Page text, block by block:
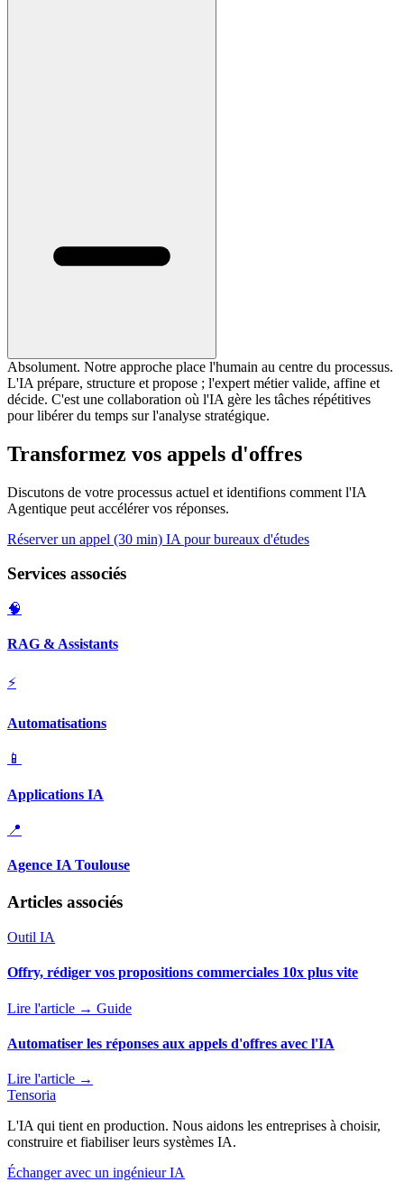
Absolument. Notre approche place l'humain au centre du processus.
L'IA prépare, structure et propose ; l'expert métier valide, affine et
décide. C'est une collaboration où l'IA gère les tâches répétitives
pour libérer du temps sur l'analyse stratégique.
Transformez vos appels d'offres
Discutons de votre processus actuel et identifions comment l'IA
Agentique peut accélérer vos réponses.
Réserver un appel (30 min) IA pour bureaux d'études
Services associés
🧠
RAG & Assistants
⚡
Automatisations
📱
Applications IA
📍
Agence IA Toulouse
Articles associés
Outil IA
Offry, rédiger vos propositions commerciales 10x plus vite
Lire l'article → Guide
Automatiser les réponses aux appels d'offres avec l'IA
Lire l'article →
Tensoria
L'IA qui tient en production. Nous aidons les entreprises à choisir,
construire et fiabiliser leurs systèmes IA.
Échanger avec un ingénieur IA